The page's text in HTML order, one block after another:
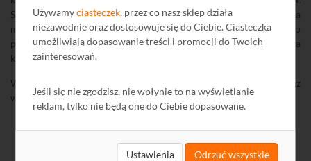
Używamyciasteczek, przez co nasz sklep działa
niezawodnie oraz dostosowuje się do Ciebie. Ciasteczka
umożliwiają dopasowanie treści i promocji do Twoich
zainteresowań.
Jeśli się nie zgodzisz, nie wpłynie to na wyświetlanie
reklam, tylko nie będą one do Ciebie dopasowane.
Ustawienia Odrzuć wszystkie
SMART. Antena HORIZONA2230oprócz wysokiego zysku posiada
możliwość przełączenia z trybu pasywnego w tryb aktywny po
podaniu napięcia DC 12 V w kablu antenowym np. ze wzmacniacza
kanałowego lub zasilacza z separatorem.
Więcej na temat współdziałania anten DIPOL serii SMART oraz
wmacniaczy kanałowych Terra przeczytać można wtym artykule